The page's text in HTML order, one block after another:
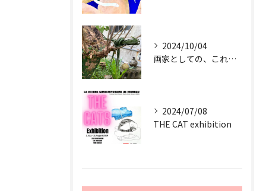
2024/10/04
画家としての、これからのサスティナブル
2024/07/08
THE CAT exhibition